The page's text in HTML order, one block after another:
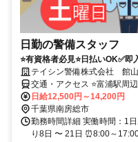
日勤の警備スタッフ
⭐有資格者必見⭐日払いOK✅
テイシン警備株式会社 館
交通・アクセス ⭐富浦駅周
動の心配は不要です♪
日給12,500円～14,200円
千葉県南房総市
勤務時間詳細 実働時間：1
り8日 〜 21日 ⏰8:00～